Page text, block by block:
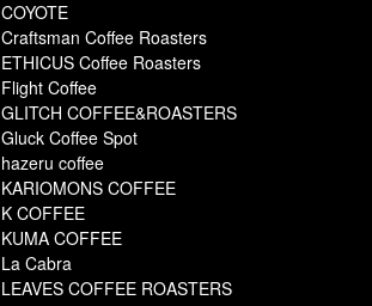
COYOTE
Craftsman Coffee Roasters
ETHICUS Coffee Roasters
Flight Coffee
GLITCH COFFEE&ROASTERS
Gluck Coffee Spot
hazeru coffee
KARIOMONS COFFEE
K COFFEE
KUMA COFFEE
La Cabra
LEAVES COFFEE ROASTERS